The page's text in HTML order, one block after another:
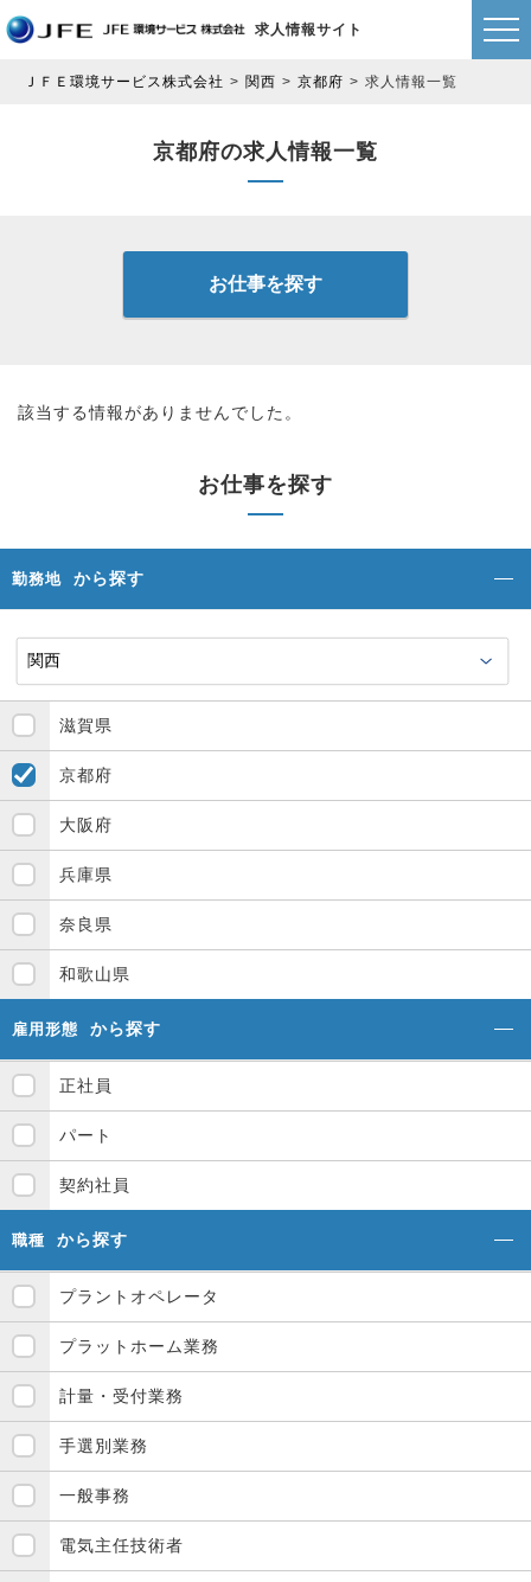
求人情報サイト
ＪＦＥ環境サービス株式会社 関西 京都府 求人情報一覧
京都府の求人情報一覧
お仕事を探す
該当する情報がありませんでした。
お仕事を探す
勤務地 から探す
滋賀県
京都府
大阪府
兵庫県
奈良県
和歌山県
雇用形態 から探す
正社員
パート
契約社員
職種 から探す
プラントオペレータ
プラットホーム業務
計量・受付業務
手選別業務
一般事務
電気主任技術者